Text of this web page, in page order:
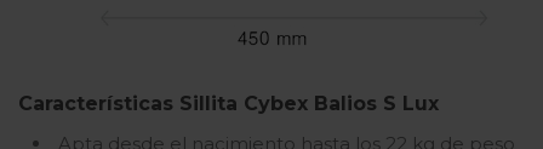
Características Sillita Cybex Balios S Lux
Apta desde el nacimiento hasta los 22 kg de peso